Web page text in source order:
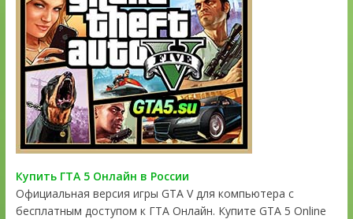
Купить ГТА 5 Онлайн в России
Официальная версия игры GTA V для компьютера с
бесплатным доступом к ГТА Онлайн. Купите GTA 5 Online